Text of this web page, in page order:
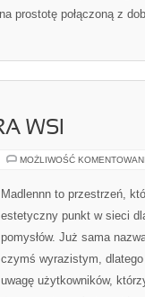
prostotę połączoną z
WSI
MOŻLIWOŚĆ
Madlennn to przestrzeń,
estetyczny punkt w sieci
pomysłów. Już sama
czymś wyrazistym,
uwagę użytkowników,